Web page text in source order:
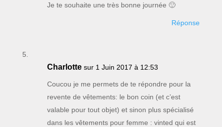
Je te souhaite une très bonne journée 🙂
Réponse
Charlotte sur 1 Juin 2017 à 12:53
Coucou je me permets de te répondre pour la
revente de vêtements: le bon coin (et c’est
valable pour tout objet) et sinon plus spécialisé
dans les vêtements pour femme : vinted qui est